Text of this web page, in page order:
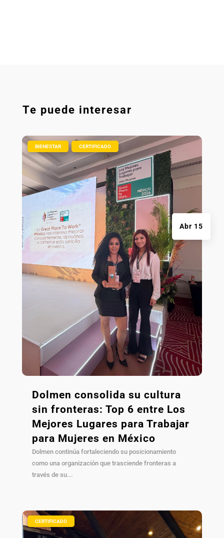
Te puede interesar
Dolmen consolida su cultura
sin fronteras: Top 6 entre Los
Mejores Lugares para Trabajar
para Mujeres en México
Abr 15
BIENESTAR CERTIFICADO
Dolmen continúa fortaleciendo su posicionamiento
como una organización que trasciende fronteras a
través de su...
CERTIFICADO